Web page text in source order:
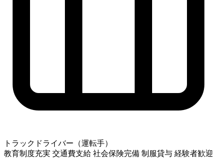
トラックドライバー（運転手）
教育制度充実 交通費支給 社会保険完備 制服貸与 経験者歓迎